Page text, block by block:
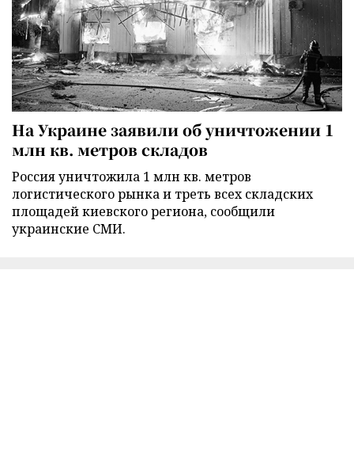
На Украине заявили об уничтожении 1
млн кв. метров складов
Россия уничтожила 1 млн кв. метров
логистического рынка и треть всех складских
площадей киевского региона, сообщили
украинские СМИ.